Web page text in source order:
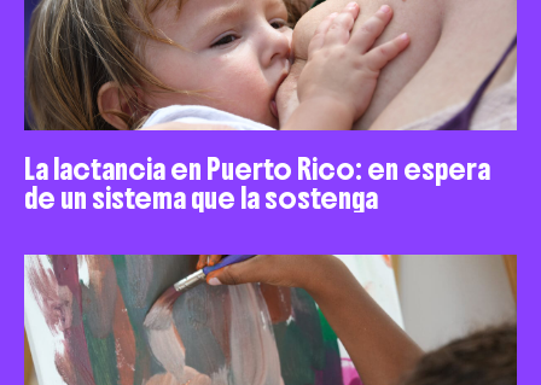
La lactancia en Puerto Rico: en espera
de un sistema que la sostenga